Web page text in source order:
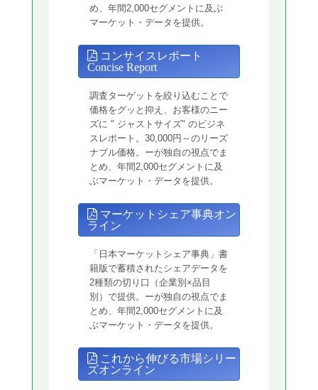
め、年間2,000セグメントに及ぶ
マーケット・データを提供。
コンサイスレポート
Concise Report
調査ターゲットを絞り込むことで
価格をグッと抑え、お客様のニー
ズに " ジャストサイズ" のビジネ
スレポート。30,000円～のリーズ
ナブル価格。ーが独自の視点でま
とめ、年間2,000セグメントに及
ぶマーケット・データを提供。
マーケットシェア事典オン
ライン
「日本マーケットシェア事典」書
籍版で蓄積されたシェアデータを
2種類の切り口（企業別×品目
別）で提供。ーが独自の視点でま
とめ、年間2,000セグメントに及
ぶマーケット・データを提供。
これから伸びる市場シリー
ズオンライン